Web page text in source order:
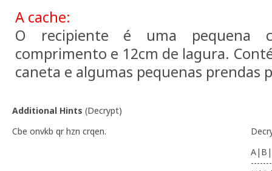
A cache:
O recipiente é uma pequena
comprimento e 12cm de lagura.
caneta e algumas pequenas prendas
Additional Hints (Decrypt)
Cbe onvkb qr hzn crqen.